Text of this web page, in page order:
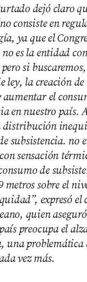
dejó claro
consiste en
ya que el
es la entidad
si
ley, la creación
aumentar el
en nuestro país.
distribución
subsistencia. no
sensación
de
metros sobre el
expresó el
quien
preocupa el
una problemática
vez más.